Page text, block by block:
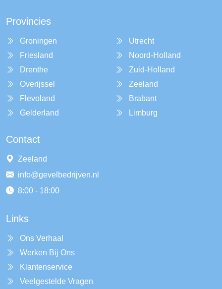
Provincies
Groningen
Friesland
Drenthe
Overijssel
Flevoland
Gelderland
Utrecht
Noord-Holland
Zuid-Holland
Zeeland
Brabant
Limburg
Contact
Zeeland
info@gevelbedrijven.nl
8:00 - 18:00
Links
Ons Verhaal
Werken Bij Ons
Klantenservice
Veelgestelde Vragen